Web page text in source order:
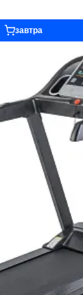
завтра